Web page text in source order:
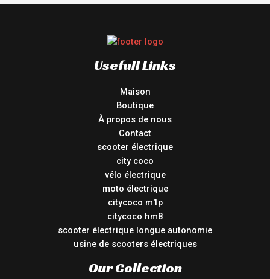
Usefull Links
Maison
Boutique
À propos de nous
Contact
scooter électrique
city coco
vélo électrique
moto électrique
citycoco m1p
citycoco hm8
scooter électrique longue autonomie
usine de scooters électriques
Our Collection